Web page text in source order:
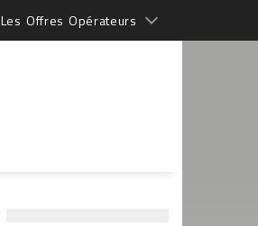
Les Offres Opérateurs